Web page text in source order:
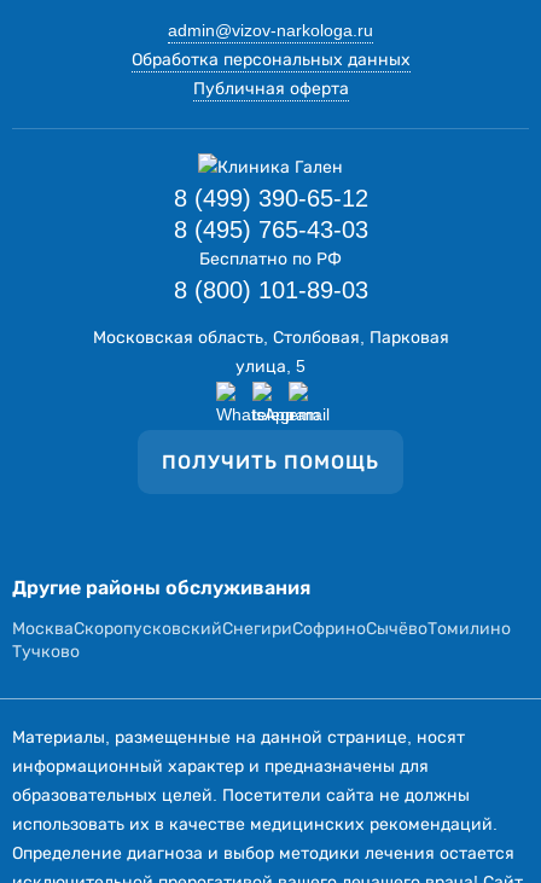
8 (499) 390-65-12
8 (495) 765-43-03
Бесплатно по РФ
8 (800) 101-89-03
ПОЛУЧИТЬ ПОМОЩЬ
Московская область, Столбовая, Парковая
улица, 5
admin@vizov-narkologa.ru
Обработка персональных данных
Публичная оферта
Другие районы обслуживания
МоскваСкоропусковскийСнегириСофриноСычёвоТомилино
Тучково
Материалы, размещенные на данной странице, носят
информационный характер и предназначены для
образовательных целей. Посетители сайта не должны
использовать их в качестве медицинских рекомендаций.
Определение диагноза и выбор методики лечения остается